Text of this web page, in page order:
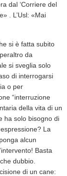
dal ‘Corriere del
. L’Usl: «Mai
si è fatta subito
da
si sveglia solo
di interrogarsi
o per
“interruzione
della vita di un
ha solo bisogno di
La
alcun
Basta
dubbio.
di un cane: